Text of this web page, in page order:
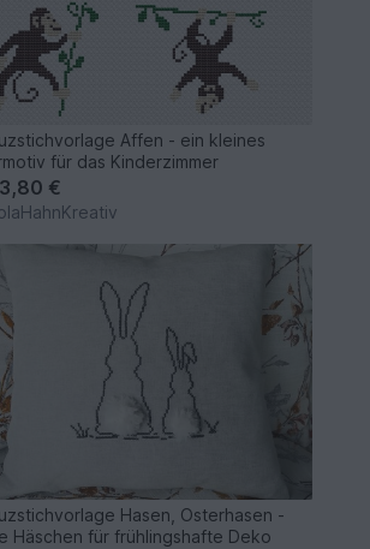
Affen - ein kleines
für das Kinderzimmer
3,80 €
Hasen, Osterhasen -
Häschen für frühlingshafte Deko